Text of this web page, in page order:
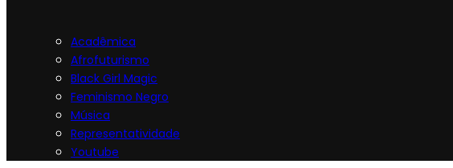
Acadêmica
Afrofuturismo
Black Girl Magic
Feminismo Negro
Música
Representatividade
Youtube